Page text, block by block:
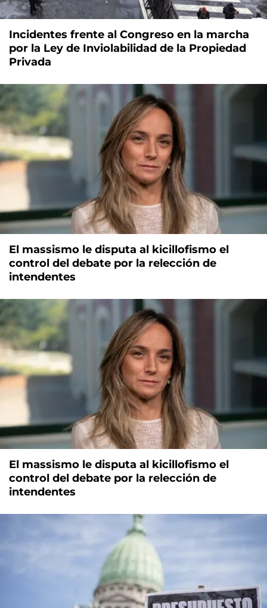
Incidentes frente al Congreso en la marcha
por la Ley de Inviolabilidad de la Propiedad
Privada
El massismo le disputa al kicillofismo el
control del debate por la relección de
intendentes
El massismo le disputa al kicillofismo el
control del debate por la relección de
intendentes